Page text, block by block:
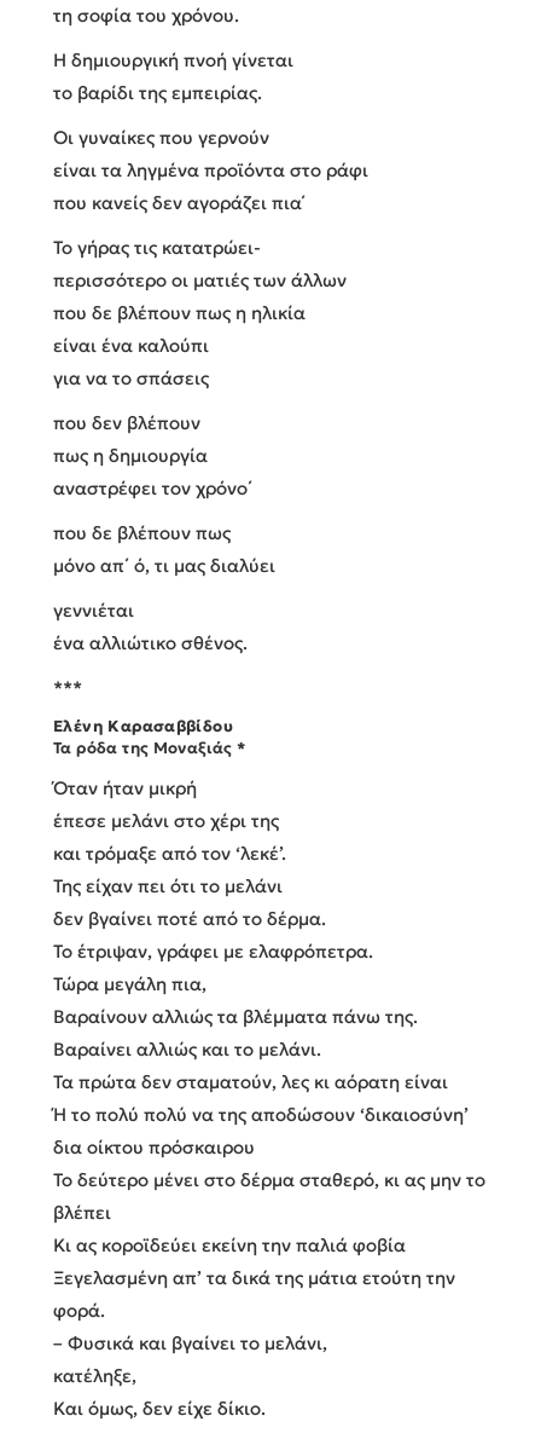
τη σοφία του χρόνου.
Η δημιουργική πνοή γίνεται
το βαρίδι της εμπειρίας.
Οι γυναίκες που γερνούν
είναι τα ληγμένα προϊόντα στο ράφι
που κανείς δεν αγοράζει πια΄
Το γήρας τις κατατρώει-
περισσότερο οι ματιές των άλλων
που δε βλέπουν πως η ηλικία
είναι ένα καλούπι
για να το σπάσεις
που δεν βλέπουν
πως η δημιουργία
αναστρέφει τον χρόνο΄
που δε βλέπουν πως
μόνο απ΄ ό, τι μας διαλύει
γεννιέται
ένα αλλιώτικο σθένος.
***
Ελένη Καρασαββίδου
Τα ρόδα της Μοναξιάς *
Όταν ήταν μικρή
έπεσε μελάνι στο χέρι της
και τρόμαξε από τον ‘λεκέ’.
Της είχαν πει ότι το μελάνι
δεν βγαίνει ποτέ από το δέρμα.
Το έτριψαν, γράφει με ελαφρόπετρα.
Τώρα μεγάλη πια,
Βαραίνουν αλλιώς τα βλέμματα πάνω της.
Βαραίνει αλλιώς και το μελάνι.
Τα πρώτα δεν σταματούν, λες κι αόρατη είναι
Ή το πολύ πολύ να της αποδώσουν ‘δικαιοσύνη’
δια οίκτου πρόσκαιρου
Το δεύτερο μένει στο δέρμα σταθερό, κι ας μην το
βλέπει
Κι ας κοροϊδεύει εκείνη την παλιά φοβία
Ξεγελασμένη απ’ τα δικά της μάτια ετούτη την
φορά.
– Φυσικά και βγαίνει το μελάνι,
κατέληξε,
Και όμως, δεν είχε δίκιο.